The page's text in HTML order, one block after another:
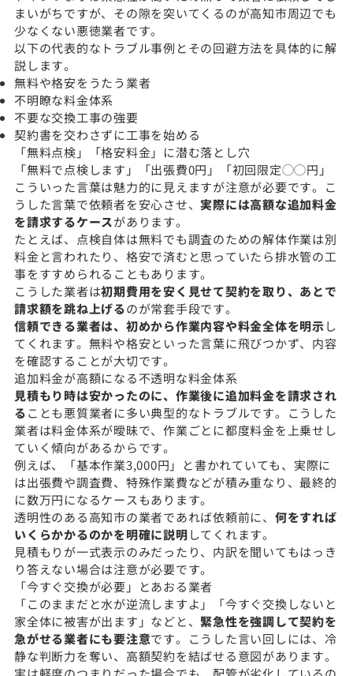
まいがちですが、その隙を突いてくるのが高知市周辺でも
少なくない悪徳業者です。
以下の代表的なトラブル事例とその回避方法を具体的に解
説します。
無料や格安をうたう業者
不明瞭な料金体系
不要な交換工事の強要
契約書を交わさずに工事を始める
「無料点検」「格安料金」に潜む落とし穴
「無料で点検します」「出張費0円」「初回限定◯◯円」
こういった言葉は魅力的に見えますが注意が必要です。こ
うした言葉で依頼者を安心させ、 実際には高額な追加料金
を請求するケースがあります。
たとえば、点検自体は無料でも調査のための解体作業は別
料金と言われたり、格安で済むと思っていたら排水管の工
事をすすめられることもあります。
こうした業者は初期費用を安く見せて契約を取り、あとで
請求額を跳ね上げるのが常套手段です。
信頼できる業者は、初めから作業内容や料金全体を明示し
てくれます。無料や格安といった言葉に飛びつかず、内容
を確認することが大切です。
追加料金が高額になる不透明な料金体系
見積もり時は安かったのに、作業後に追加料金を請求され
ることも悪質業者に多い典型的なトラブルです。こうした
業者は料金体系が曖昧で、作業ごとに都度料金を上乗せし
ていく傾向があるからです。
例えば、「基本作業3,000円」と書かれていても、実際に
は出張費や調査費、特殊作業費などが積み重なり、最終的
に数万円になるケースもあります。
透明性のある高知市の業者であれば依頼前に、 何をすれば
いくらかかるのかを明確に説明してくれます。
見積もりが一式表示のみだったり、内訳を聞いてもはっき
り答えない場合は注意が必要です。
「今すぐ交換が必要」とあおる業者
「このままだと水が逆流しますよ」「今すぐ交換しないと
家全体に被害が出ます」などと、 緊急性を強調して契約を
急がせる業者にも要注意です。こうした言い回しには、冷
静な判断力を奪い、高額契約を結ばせる意図があります。